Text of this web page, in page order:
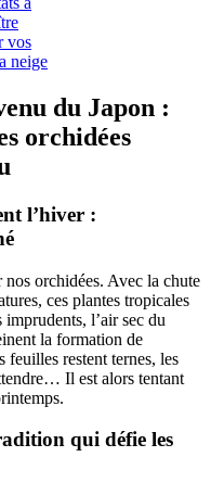
vos
neige
du Japon :
orchidées
l’hiver :
nos orchidées. Avec la chute
ces plantes tropicales
l’air sec du
la formation de
feuilles restent ternes, les
Il est alors tentant
qui défie les